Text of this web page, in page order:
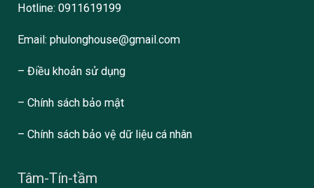
Hotline: 0911619199
Email: phulonghouse@gmail.com
– Điều khoản sử dụng
– Chính sách bảo mật
– Chính sách bảo vệ dữ liệu cá nhân
Tâm-Tín-tầm